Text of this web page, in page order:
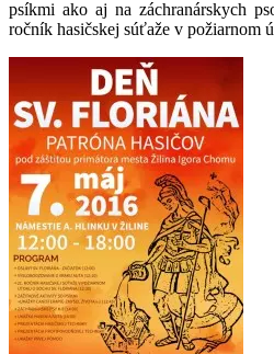
psíkmi ako aj na záchranárskych
ročník hasičskej súťaže v požiarnom